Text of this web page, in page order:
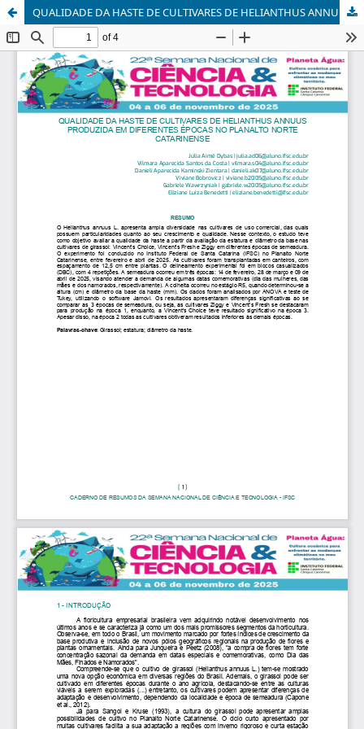
QUALIDADE DA HASTE DE CULTIVARES DE HELIANTHUS ANNUUS PRODUZIDA EM DIFERENTES ÉPOCAS NO PLANALTO NORTE CATARINENSE